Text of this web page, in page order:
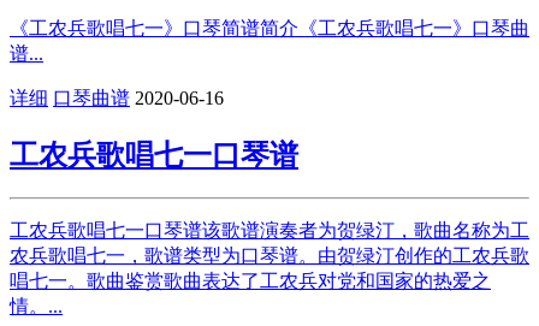
《工农兵歌唱七一》口琴简谱简介《工农兵歌唱七一》口琴曲
谱...
详细 口琴曲谱 2020-06-16
工农兵歌唱七一口琴谱
工农兵歌唱七一口琴谱该歌谱演奏者为贺绿汀，歌曲名称为工
农兵歌唱七一，歌谱类型为口琴谱。由贺绿汀创作的工农兵歌
唱七一。歌曲鉴赏歌曲表达了工农兵对党和国家的热爱之
情。...